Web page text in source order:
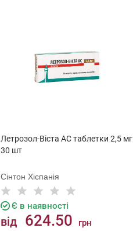
Летрозол-Віста АС таблетки 2,5 мг
30 шт
Сінтон Хіспанія
Є в наявності
від 624.50 грн